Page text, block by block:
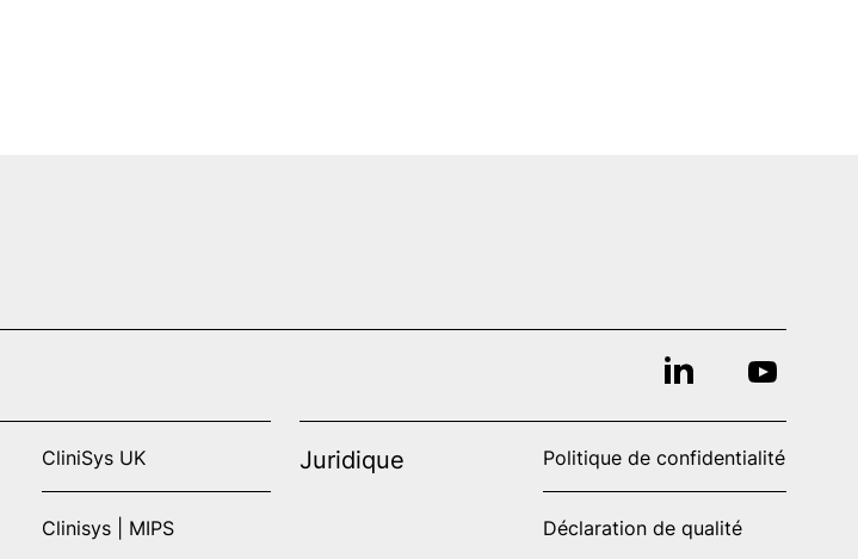
CliniSys UK
Clinisys | MIPS
Juridique Politique de confidentialité
Déclaration de qualité